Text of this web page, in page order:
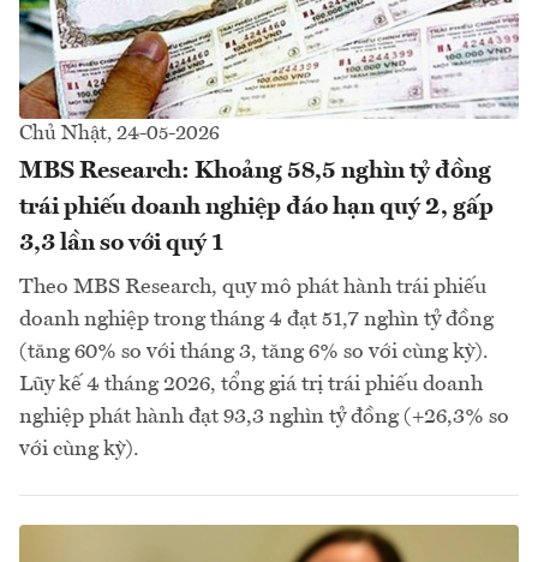
Chủ Nhật, 24-05-2026
MBS Research: Khoảng 58,5 nghìn tỷ đồng
trái phiếu doanh nghiệp đáo hạn quý 2, gấp
3,3 lần so với quý 1
Theo MBS Research, quy mô phát hành trái phiếu
doanh nghiệp trong tháng 4 đạt 51,7 nghìn tỷ đồng
(tăng 60% so với tháng 3, tăng 6% so với cùng kỳ).
Lũy kế 4 tháng 2026, tổng giá trị trái phiếu doanh
nghiệp phát hành đạt 93,3 nghìn tỷ đồng (+26,3% so
với cùng kỳ).